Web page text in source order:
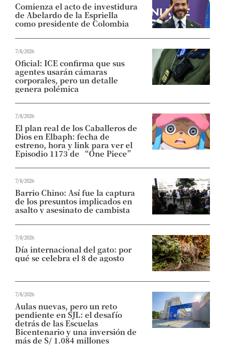
Comienza el acto de investidura
de Abelardo de la Espriella
como presidente de Colombia
7/8/2026
Oficial: ICE confirma que sus
agentes usarán cámaras
corporales, pero un detalle
genera polémica
7/8/2026
El plan real de los Caballeros de
Dios en Elbaph: fecha de
estreno, hora y link para ver el
Episodio 1173 de “One Piece”
7/8/2026
Barrio Chino: Así fue la captura
de los presuntos implicados en
asalto y asesinato de cambista
7/8/2026
Día internacional del gato: por
qué se celebra el 8 de agosto
7/8/2026
Aulas nuevas, pero un reto
pendiente en SJL: el desafío
detrás de las Escuelas
Bicentenario y una inversión de
más de S/ 1.084 millones